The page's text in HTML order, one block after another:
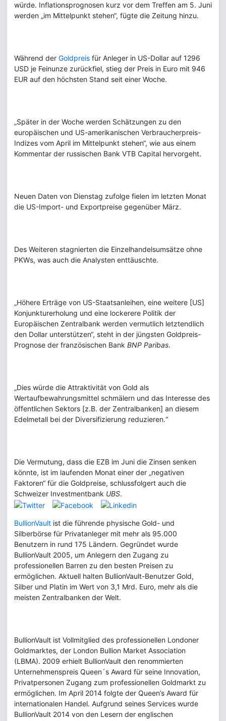
würde. Inflationsprognosen kurz vor dem Treffen am 5. Juni
werden „im Mittelpunkt stehen“, fügte die Zeitung hinzu.
Während der Goldpreis für Anleger in US-Dollar auf 1296
USD je Feinunze zurückfiel, stieg der Preis in Euro mit 946
EUR auf den höchsten Stand seit einer Woche.
„Später in der Woche werden Schätzungen zu den
europäischen und US-amerikanischen Verbraucherpreis-
Indizes vom April im Mittelpunkt stehen“, wie aus einem
Kommentar der russischen Bank VTB Capital hervorgeht.
Neuen Daten von Dienstag zufolge fielen im letzten Monat
die US-Import- und Exportpreise gegenüber März.
Des Weiteren stagnierten die Einzelhandelsumsätze ohne
PKWs, was auch die Analysten enttäuschte.
„Höhere Erträge von US-Staatsanleihen, eine weitere [US]
Konjunkturerholung und eine lockerere Politik der
Europäischen Zentralbank werden vermutlich letztendlich
den Dollar unterstützen“, steht in der jüngsten Goldpreis-
Prognose der französischen Bank BNP Paribas.
„Dies würde die Attraktivität von Gold als
Wertaufbewahrungsmittel schmälern und das Interesse des
öffentlichen Sektors [z.B. der Zentralbanken] an diesem
Edelmetall bei der Diversifizierung reduzieren.“
Die Vermutung, dass die EZB im Juni die Zinsen senken
könnte, ist im laufenden Monat einer der „negativen
Faktoren“ für die Goldpreise, schlussfolgert auch die
Schweizer Investmentbank UBS.
BullionVault ist die führende physische Gold- und
Silberbörse für Privatanleger mit mehr als 95.000
Benutzern in rund 175 Ländern. Gegründet wurde
BullionVault 2005, um Anlegern den Zugang zu
professionellen Barren zu den besten Preisen zu
ermöglichen. Aktuell halten BullionVault-Benutzer Gold,
Silber und Platin im Wert von 3,1 Mrd. Euro, mehr als die
meisten Zentralbanken der Welt.
BullionVault ist Vollmitglied des professionellen Londoner
Goldmarktes, der London Bullion Market Association
(LBMA). 2009 erhielt BullionVault den renommierten
Unternehmenspreis Queen´s Award für seine Innovation,
Privatpersonen Zugang zum professionellen Goldmarkt zu
ermöglichen. Im April 2014 folgte der Queen’s Award für
internationalen Handel. Aufgrund seines Services wurde
BullionVault 2014 von den Lesern der englischen